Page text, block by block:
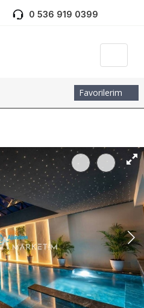
0 536 919 0399
Favorilerim